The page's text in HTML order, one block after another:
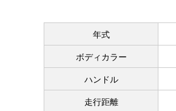
年式
ボディカラー
ハンドル
走行距離